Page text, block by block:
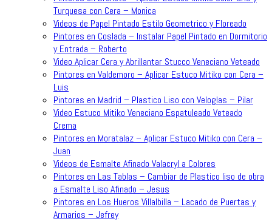
Turquesa con Cera – Monica
Videos de Papel Pintado Estilo Geometrico y Floreado
Pintores en Coslada – Instalar Papel Pintado en Dormitorio
y Entrada – Roberto
Video Aplicar Cera y Abrillantar Stucco Veneciano Veteado
Pintores en Valdemoro – Aplicar Estuco Mitiko con Cera –
Luis
Pintores en Madrid – Plastico Liso con Veloglas – Pilar
Video Estuco Mitiko Veneciano Espatuleado Veteado
Crema
Pintores en Moratalaz – Aplicar Estuco Mitiko con Cera –
Juan
Videos de Esmalte Afinado Valacryl a Colores
Pintores en Las Tablas – Cambiar de Plastico liso de obra
a Esmalte Liso Afinado – Jesus
Pintores en Los Hueros Villalbilla – Lacado de Puertas y
Armarios – Jefrey